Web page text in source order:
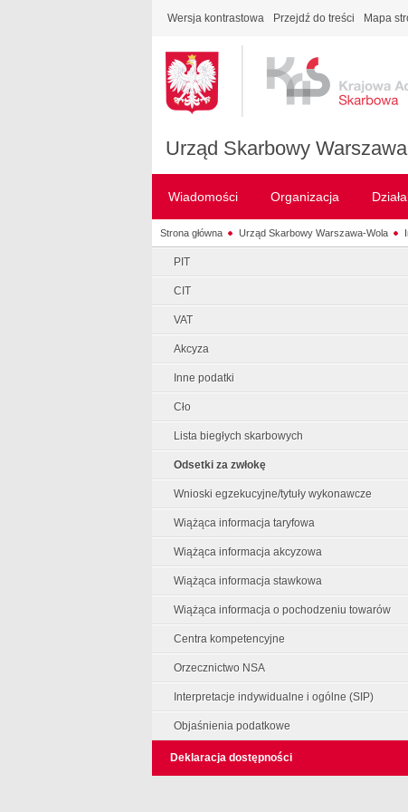
Wersja kontrastowa Przejdź do treści Mapa
Urząd Skarbowy
Wiadomości Organizacja
Strona główna Urząd Skarbowy Warszawa-Wola
PIT
CIT
VAT
Akcyza
Inne podatki
Cło
Lista biegłych skarbowych
Odsetki za zwłokę
Wnioski egzekucyjne/tytuły wykonawcze
Wiążąca informacja taryfowa
Wiążąca informacja akcyzowa
Wiążąca informacja stawkowa
Wiążąca informacja o pochodzeniu towarów
Centra kompetencyjne
Orzecznictwo NSA
Interpretacje indywidualne i ogólne (SIP)
Objaśnienia podatkowe
Deklaracja dostępności